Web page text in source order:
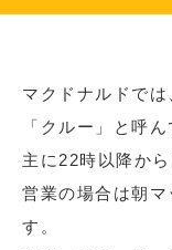
マクドナルドで
「クルー」と呼
主に22時以降か
営業の場合は朝
す。